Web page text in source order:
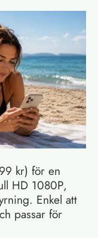
kr) för en
HD 1080P,
Enkel att
passar för